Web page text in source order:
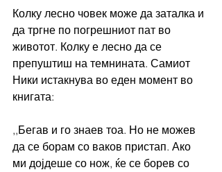
Колку лесно човек може да заталка и
да тргне по погрешниот пат во
животот. Колку е лесно да се
препуштиш на темнината. Самиот
Ники истакнува во еден момент во
книгата:
,,Бегав и го знаев тоа. Но не можев
да се борам со ваков пристап. Ако
ми дојдеше со нож, ќе се борев со